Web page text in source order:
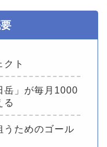
ト
岳」が毎月1000
る
うためのゴール